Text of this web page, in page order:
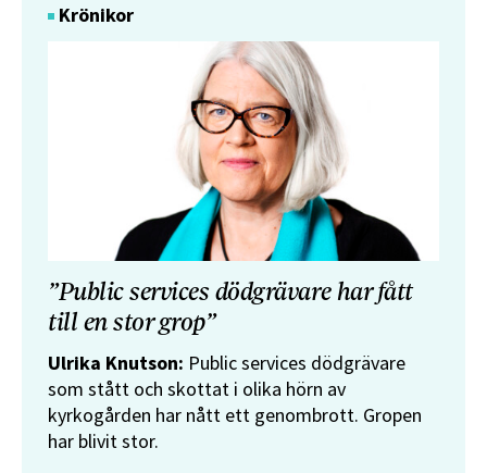
Krönikor
”Public services dödgrävare har fått
till en stor grop”
Ulrika Knutson: Public services dödgrävare
som stått och skottat i olika hörn av
kyrkogården har nått ett genombrott. Gropen
har blivit stor.